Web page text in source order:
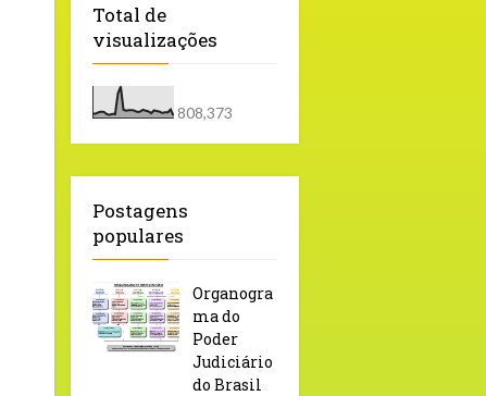
Total de
visualizações
808,373
Postagens
populares
Organogra
ma do
Poder
Judiciário
do Brasil